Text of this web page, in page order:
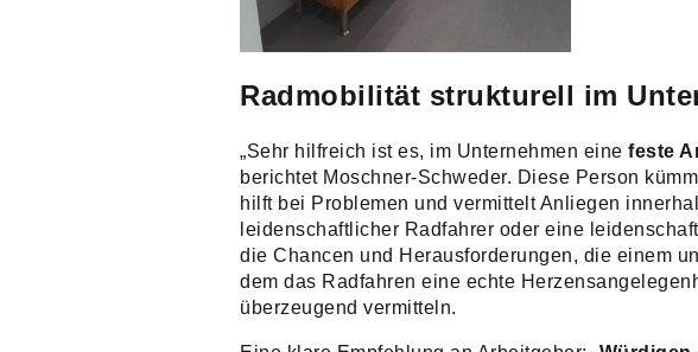
Radmobilität strukturell im
„Sehr hilfreich ist es, im Unternehmen eine feste
berichtet Moschner-Schweder. Diese Person
hilft bei Problemen und vermittelt Anliegen
leidenschaftlicher Radfahrer oder eine
die Chancen und Herausforderungen, die einem
dem das Radfahren eine echte
überzeugend vermitteln.